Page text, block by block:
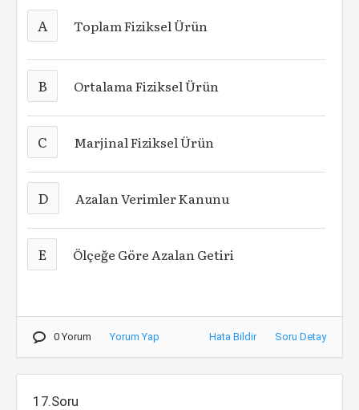
A Toplam Fiziksel Ürün
B Ortalama Fiziksel Ürün
C Marjinal Fiziksel Ürün
D Azalan Verimler Kanunu
E Ölçeğe Göre Azalan Getiri
0 Yorum Yorum Yap Hata Bildir Soru Detay
17.Soru